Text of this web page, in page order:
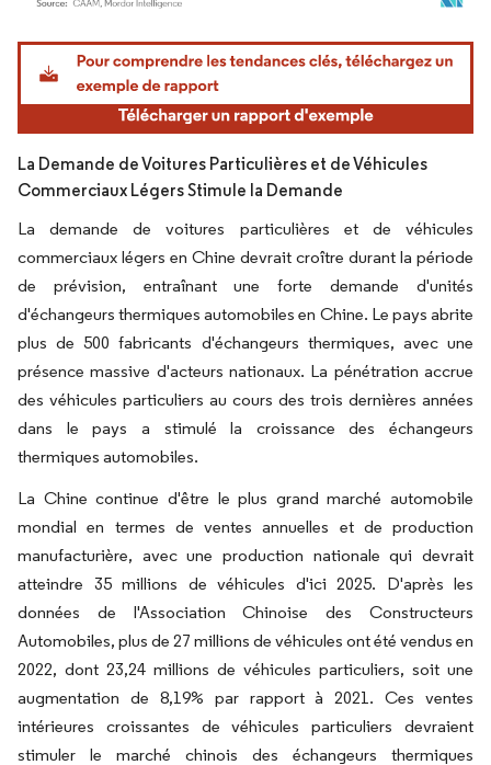
Image © Mordor Intelligence. La réutilisation nécessite une attribution sous CC BY
La Demande de Voitures Particulières et de Véhicules
Commerciaux Légers Stimule la Demande
La demande de voitures particulières et de véhicules
commerciaux légers en Chine devrait croître durant la période
de prévision, entraînant une forte demande d'unités
d'échangeurs thermiques automobiles en Chine. Le pays abrite
plus de 500 fabricants d'échangeurs thermiques, avec une
présence massive d'acteurs nationaux. La pénétration accrue
des véhicules particuliers au cours des trois dernières années
dans le pays a stimulé la croissance des échangeurs
thermiques automobiles.
La Chine continue d'être le plus grand marché automobile
mondial en termes de ventes annuelles et de production
manufacturière, avec une production nationale qui devrait
atteindre 35 millions de véhicules d'ici 2025. D'après les
données de l'Association Chinoise des Constructeurs
Automobiles, plus de 27 millions de véhicules ont été vendus en
2022, dont 23,24 millions de véhicules particuliers, soit une
augmentation de 8,19% par rapport à 2021. Ces ventes
intérieures croissantes de véhicules particuliers devraient
stimuler le marché chinois des échangeurs thermiques